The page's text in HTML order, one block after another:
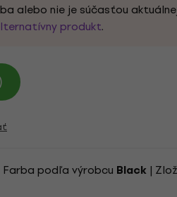
alebo nie je súčasťou
produkt.
podľa výrobcu Black |